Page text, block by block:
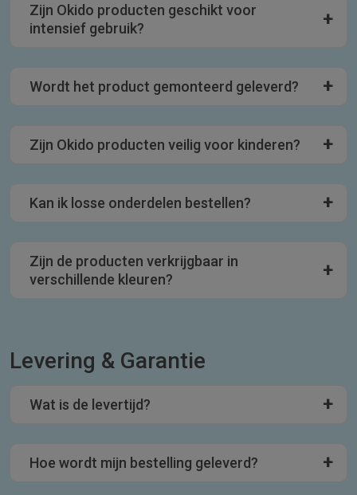
Zijn Okido producten geschikt voor
intensief gebruik?
Wordt het product gemonteerd geleverd?
Zijn Okido producten veilig voor kinderen?
Kan ik losse onderdelen bestellen?
Zijn de producten verkrijgbaar in
verschillende kleuren?
Levering & Garantie
Wat is de levertijd?
Hoe wordt mijn bestelling geleverd?